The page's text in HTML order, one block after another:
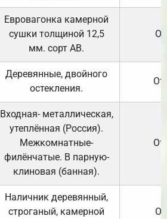
Евровагонка камерной
сушки толщиной 12,5
мм. сорт АВ.
Деревянные, двойного
остекления.
Входная- металлическая,
утеплённая (Россия).
Межкомнатные-
филёнчатые. В парную-
клиновая (банная).
Наличник деревянный,
строганый, камерной